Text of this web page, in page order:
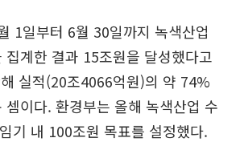
1일부터 6월 30일까지 녹색산업
집계한 결과 15조원을 달성했다고
실적(20조4066억원)의 약 74%
셈이다. 환경부는 올해 녹색산업 수
기 내 100조원 목표를 설정했다.